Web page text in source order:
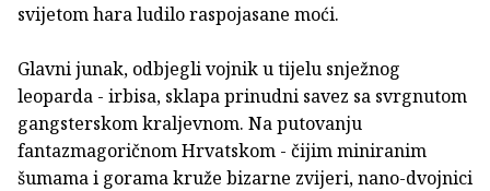
svijetom hara ludilo raspojasane moći.
Glavni junak, odbjegli vojnik u tijelu snježnog
leoparda - irbisa, sklapa prinudni savez sa svrgnutom
gangsterskom kraljevnom. Na putovanju
fantazmagoričnom Hrvatskom - čijim miniranim
šumama i gorama kruže bizarne zvijeri, nano-dvojnici